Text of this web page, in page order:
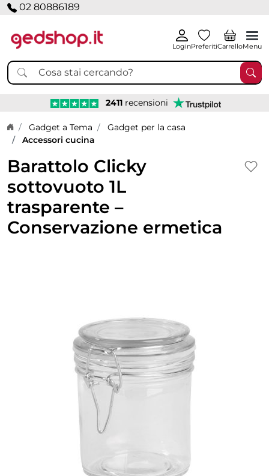
02 80886189
LoginPreferitiCarrelloMenu
2411 recensioni
Home page
Gadget a Tema
Gadget per la casa
Accessori cucina
Barattolo Clicky
sottovuoto 1L
trasparente –
Conservazione ermetica